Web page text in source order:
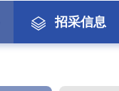
招采信息